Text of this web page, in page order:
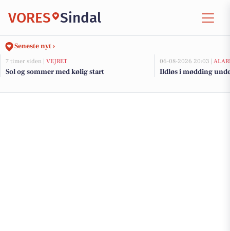
VORES Sindal
Seneste nyt ›
7 timer siden | VEJRET
Sol og sommer med kølig start
06-08-2026 20:03 |
Ildløs i mødding